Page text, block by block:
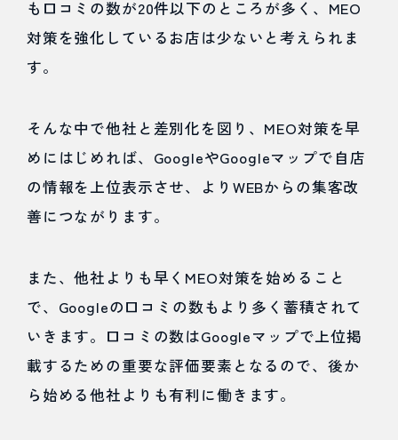
外国人
のお客
様を獲
3
不動
界に
る
MEO
も口コミの数が20件以下のところが多く、MEO
対策を強化しているお店は少ないと考えられま
す。
そんな中で他社と差別化を図り、MEO対策を早
めにはじめれば、GoogleやGoogleマップで自店
の情報を上位表示させ、よりWEBからの集客改
善につながります。
また、他社よりも早くMEO対策を始めること
で、Googleの口コミの数もより多く蓄積されて
いきます。口コミの数はGoogleマップで上位掲
載するための重要な評価要素となるので、後か
ら始める他社よりも有利に働きます。